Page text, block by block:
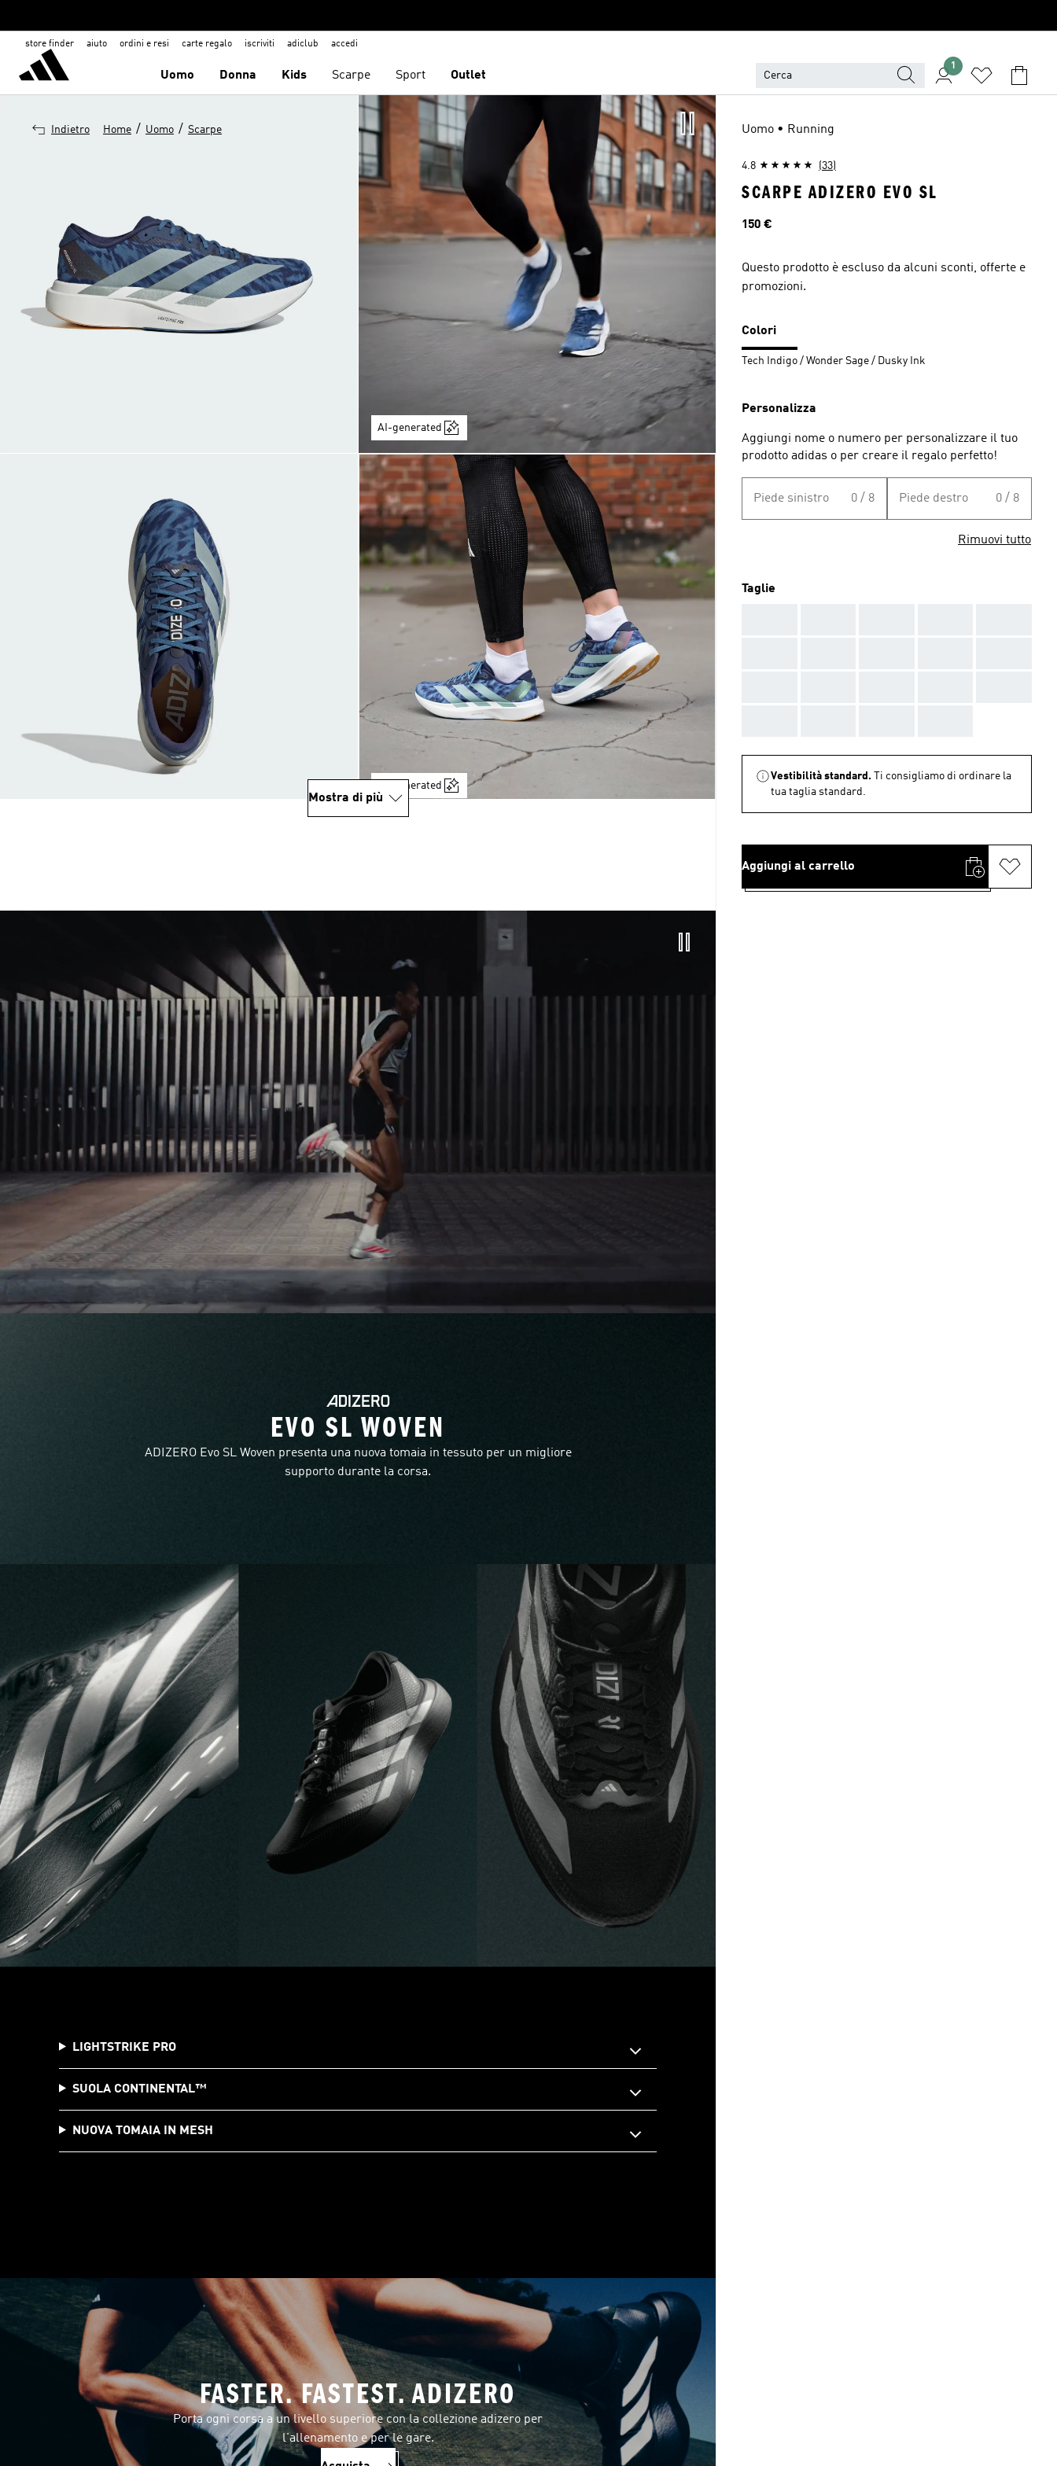
store finder aiuto ordini e resi carte regalo iscriviti adiclub accedi
Uomo Donna Kids Scarpe Sport Outlet
1
Indietro Home / Uomo / Scarpe
AI-generated
AI-generated
AI-generated
Mostra di più
EVO SL WOVEN
ADIZERO Evo SL Woven presenta una nuova tomaia in tessuto per un migliore
supporto durante la corsa.
LIGHTSTRIKE PRO
SUOLA CONTINENTAL™
NUOVA TOMAIA IN MESH
FASTER. FASTEST. ADIZERO
Porta ogni corsa a un livello superiore con la collezione adizero per
l'allenamento e per le gare.
Uomo • Running
4.8 (33)
SCARPE ADIZERO EVO SL
Prezzo
150 €
Questo prodotto è escluso da alcuni sconti, offerte e
promozioni.
Colori
Tech Indigo / Wonder Sage / Dusky Ink
Personalizza
Aggiungi nome o numero per personalizzare il tuo
prodotto adidas o per creare il regalo perfetto!
Piede sinistro 0 / 8 Piede destro 0 / 8
Rimuovi tutto
Taglie
Vestibilità standard.
Ti consigliamo di ordinare la
tua taglia standard.
Aggiungi al carrello